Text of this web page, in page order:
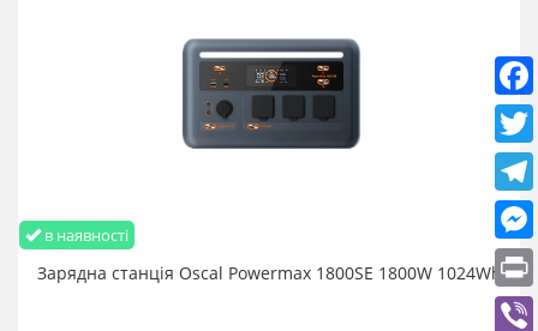
Реєстрація товарного чека на сайті виробника
в наявності
Зарядна станція Oscal Powermax 1800SE 1800W 1024Wh